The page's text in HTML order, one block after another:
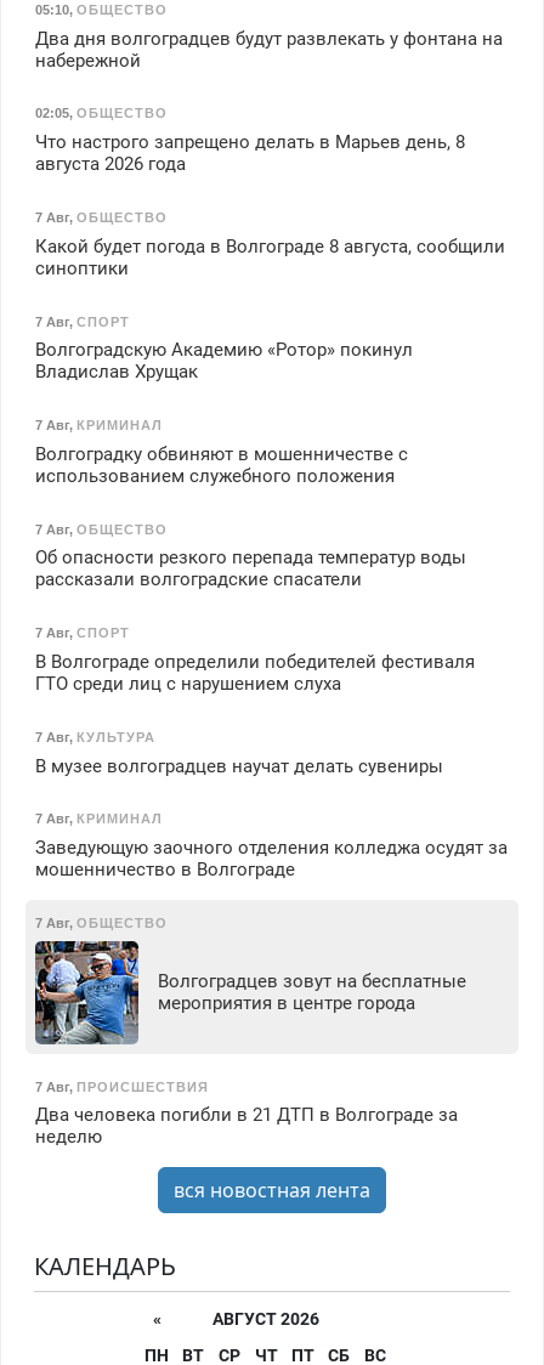
05:10, ОБЩЕСТВО
Два дня волгоградцев будут развлекать у фонтана на
набережной
02:05, ОБЩЕСТВО
Что настрого запрещено делать в Марьев день, 8
августа 2026 года
7 Авг, ОБЩЕСТВО
Какой будет погода в Волгограде 8 августа, сообщили
синоптики
7 Авг, СПОРТ
Волгоградскую Академию «Ротор» покинул
Владислав Хрущак
7 Авг, КРИМИНАЛ
Волгоградку обвиняют в мошенничестве с
использованием служебного положения
7 Авг, ОБЩЕСТВО
Об опасности резкого перепада температур воды
рассказали волгоградские спасатели
7 Авг, СПОРТ
В Волгограде определили победителей фестиваля
ГТО среди лиц с нарушением слуха
7 Авг, КУЛЬТУРА
В музее волгоградцев научат делать сувениры
7 Авг, КРИМИНАЛ
Заведующую заочного отделения колледжа осудят за
мошенничество в Волгограде
7 Авг, ОБЩЕСТВО
Волгоградцев зовут на бесплатные
мероприятия в центре города
7 Авг, ПРОИСШЕСТВИЯ
Два человека погибли в 21 ДТП в Волгограде за
неделю
вся новостная лента
КАЛЕНДАРЬ
«
АВГУСТ 2026
ПН
ВТ СР ЧТ ПТ СБ ВС